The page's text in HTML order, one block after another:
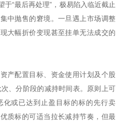
“最后再处理”，极易陷入临近截止
中抛售的窘境。一旦遇上市场调整
大幅折价变现甚至挂单无法成交的
产配置目标、资金使用计划及个股
、分阶段的减持时间表。原则上可
化或已达到止盈目标的标的先行卖
质标的可适当拉长减持节奏，但最